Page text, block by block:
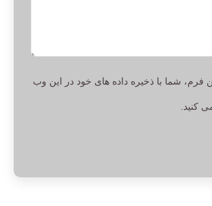
فرم، شما با ذخیره داده های خود در این وب
کنید.